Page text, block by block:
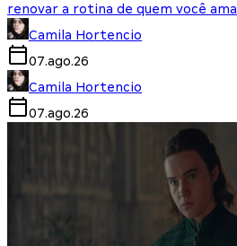
renovar a rotina de quem você ama
Camila Hortencio
07.ago.26
Camila Hortencio
07.ago.26